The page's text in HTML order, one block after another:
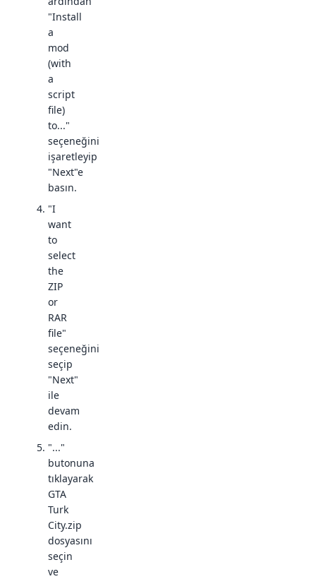
"Install
a
mod
(with
a
script
file)
to..."
seçeneğini
işaretleyip
"Next"e
basın.
"I
want
to
select
the
ZIP
or
RAR
file"
seçeneğini
seçip
"Next"
ile
devam
edin.
"..."
butonuna
tıklayarak
GTA
Turk
City.zip
dosyasını
seçin
ve